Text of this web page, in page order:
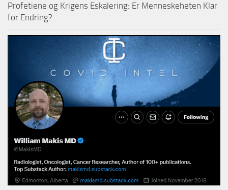
Profetiene og Krigens Eskalering: Er Menneskeheten Klar
for Endring?